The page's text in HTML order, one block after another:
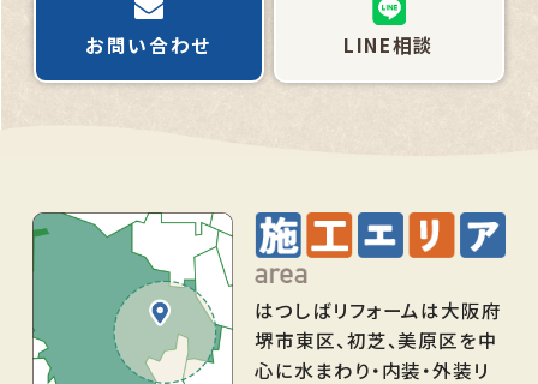
お問い合わせ LINE相談
はつしばリフォームは大阪府
堺市東区、初芝、美原区を中
心に水まわり・内装・外装リ